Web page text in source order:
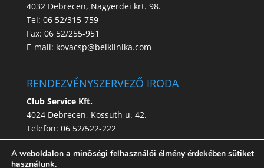
4032 Debrecen, Nagyerdei krt. 98.
Tel: 06 52/315-759
Fax: 06 52/255-951
E-mail: kovacsp@belklinika.com
RENDEZVÉNYSZERVEZŐ IRODA
Club Service Kft.
4024 Debrecen, Kossuth u. 42.
Telefon: 06 52/522-222
E-mail:clubservice@clubservice.hu
A weboldalon a minőségi felhasználói élmény érdekében sütiket
használunk.